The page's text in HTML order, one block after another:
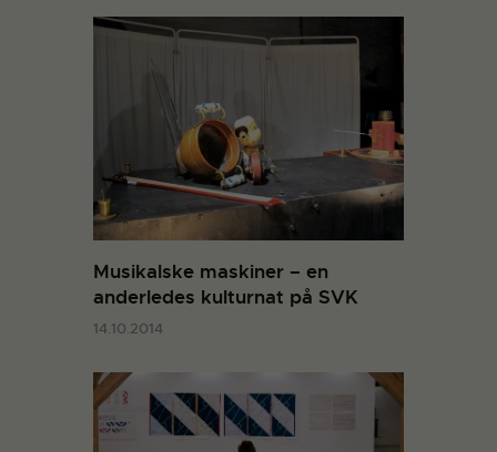
Musikalske maskiner – en
anderledes kulturnat på SVK
14.10.2014